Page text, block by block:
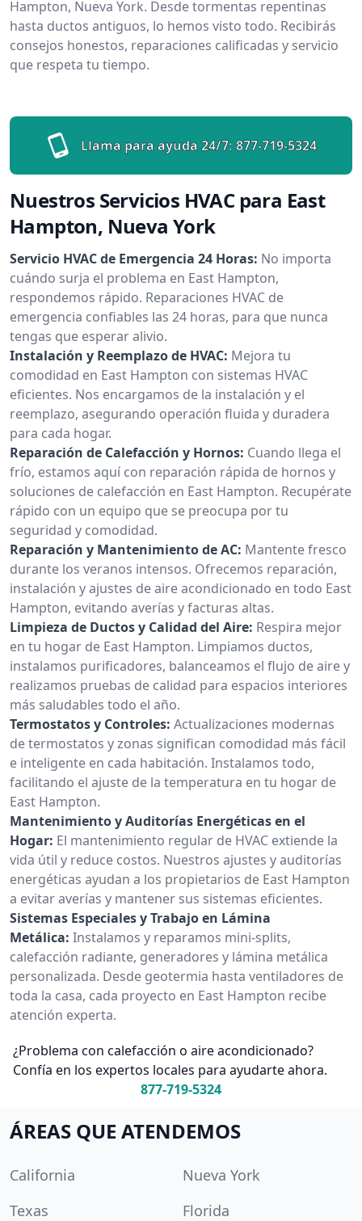
Hampton, Nueva York. Desde tormentas repentinas
hasta ductos antiguos, lo hemos visto todo. Recibirás
consejos honestos, reparaciones calificadas y servicio
que respeta tu tiempo.
Llama para ayuda 24/7: 877-719-5324
Nuestros Servicios HVAC para East
Hampton, Nueva York
Servicio HVAC de Emergencia 24 Horas: No importa
cuándo surja el problema en East Hampton,
respondemos rápido. Reparaciones HVAC de
emergencia confiables las 24 horas, para que nunca
tengas que esperar alivio.
Instalación y Reemplazo de HVAC: Mejora tu
comodidad en East Hampton con sistemas HVAC
eficientes. Nos encargamos de la instalación y el
reemplazo, asegurando operación fluida y duradera
para cada hogar.
Reparación de Calefacción y Hornos: Cuando llega el
frío, estamos aquí con reparación rápida de hornos y
soluciones de calefacción en East Hampton. Recupérate
rápido con un equipo que se preocupa por tu
seguridad y comodidad.
Reparación y Mantenimiento de AC: Mantente fresco
durante los veranos intensos. Ofrecemos reparación,
instalación y ajustes de aire acondicionado en todo East
Hampton, evitando averías y facturas altas.
Limpieza de Ductos y Calidad del Aire: Respira mejor
en tu hogar de East Hampton. Limpiamos ductos,
instalamos purificadores, balanceamos el flujo de aire y
realizamos pruebas de calidad para espacios interiores
más saludables todo el año.
Termostatos y Controles: Actualizaciones modernas
de termostatos y zonas significan comodidad más fácil
e inteligente en cada habitación. Instalamos todo,
facilitando el ajuste de la temperatura en tu hogar de
East Hampton.
Mantenimiento y Auditorías Energéticas en el
Hogar: El mantenimiento regular de HVAC extiende la
vida útil y reduce costos. Nuestros ajustes y auditorías
energéticas ayudan a los propietarios de East Hampton
a evitar averías y mantener sus sistemas eficientes.
Sistemas Especiales y Trabajo en Lámina
Metálica: Instalamos y reparamos mini-splits,
calefacción radiante, generadores y lámina metálica
personalizada. Desde geotermia hasta ventiladores de
toda la casa, cada proyecto en East Hampton recibe
atención experta.
¿Problema con calefacción o aire acondicionado?
Confía en los expertos locales para ayudarte ahora.
877-719-5324
ÁREAS QUE ATENDEMOS
California
Nueva York
Texas
Florida